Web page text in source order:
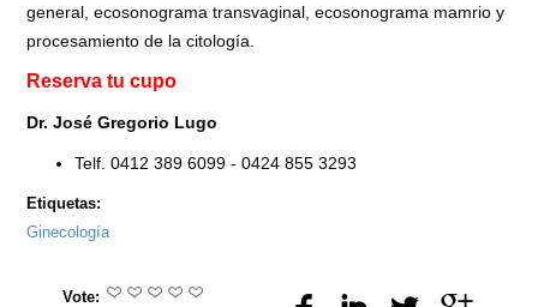
general, ecosonograma transvaginal, ecosonograma mamrio y
procesamiento de la citología.
Reserva tu cupo
Dr. José Gregorio Lugo
Telf. 0412 389 6099 - 0424 855 3293
Etiquetas:
Ginecología
Vote: